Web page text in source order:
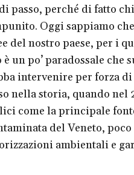
passo, perché di fatto
Oggi sappiamo
del nostro paese, per i
un po’ paradossale che
intervenire per forza di
nella storia, quando nel
come la principale
del Veneto,
ambientali e